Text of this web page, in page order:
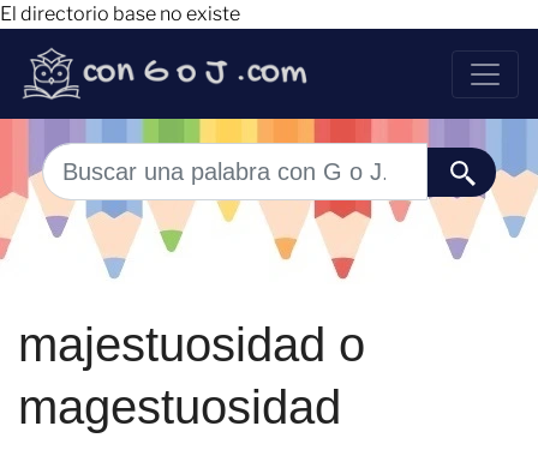
El directorio base no existe
majestuosidad o
magestuosidad